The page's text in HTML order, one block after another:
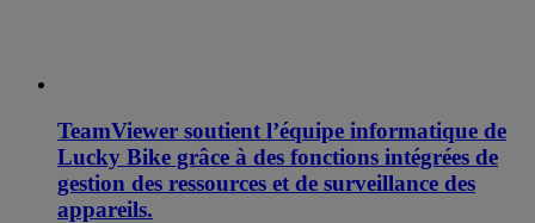
TeamViewer soutient l’équipe informatique de
Lucky Bike grâce à des fonctions intégrées de
gestion des ressources et de surveillance des
appareils.